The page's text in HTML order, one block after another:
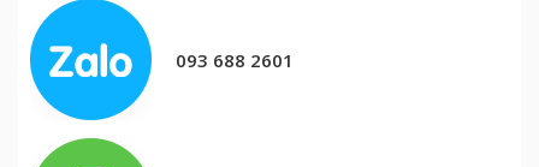
093 688 2601